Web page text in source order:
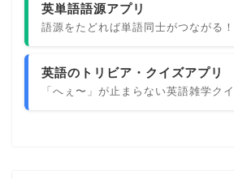
英単語語源アプリ
語源をたどれば単語同士がつながる
英語のトリビア・クイズアプリ
「へぇ〜」が止まらない英語雑学ク